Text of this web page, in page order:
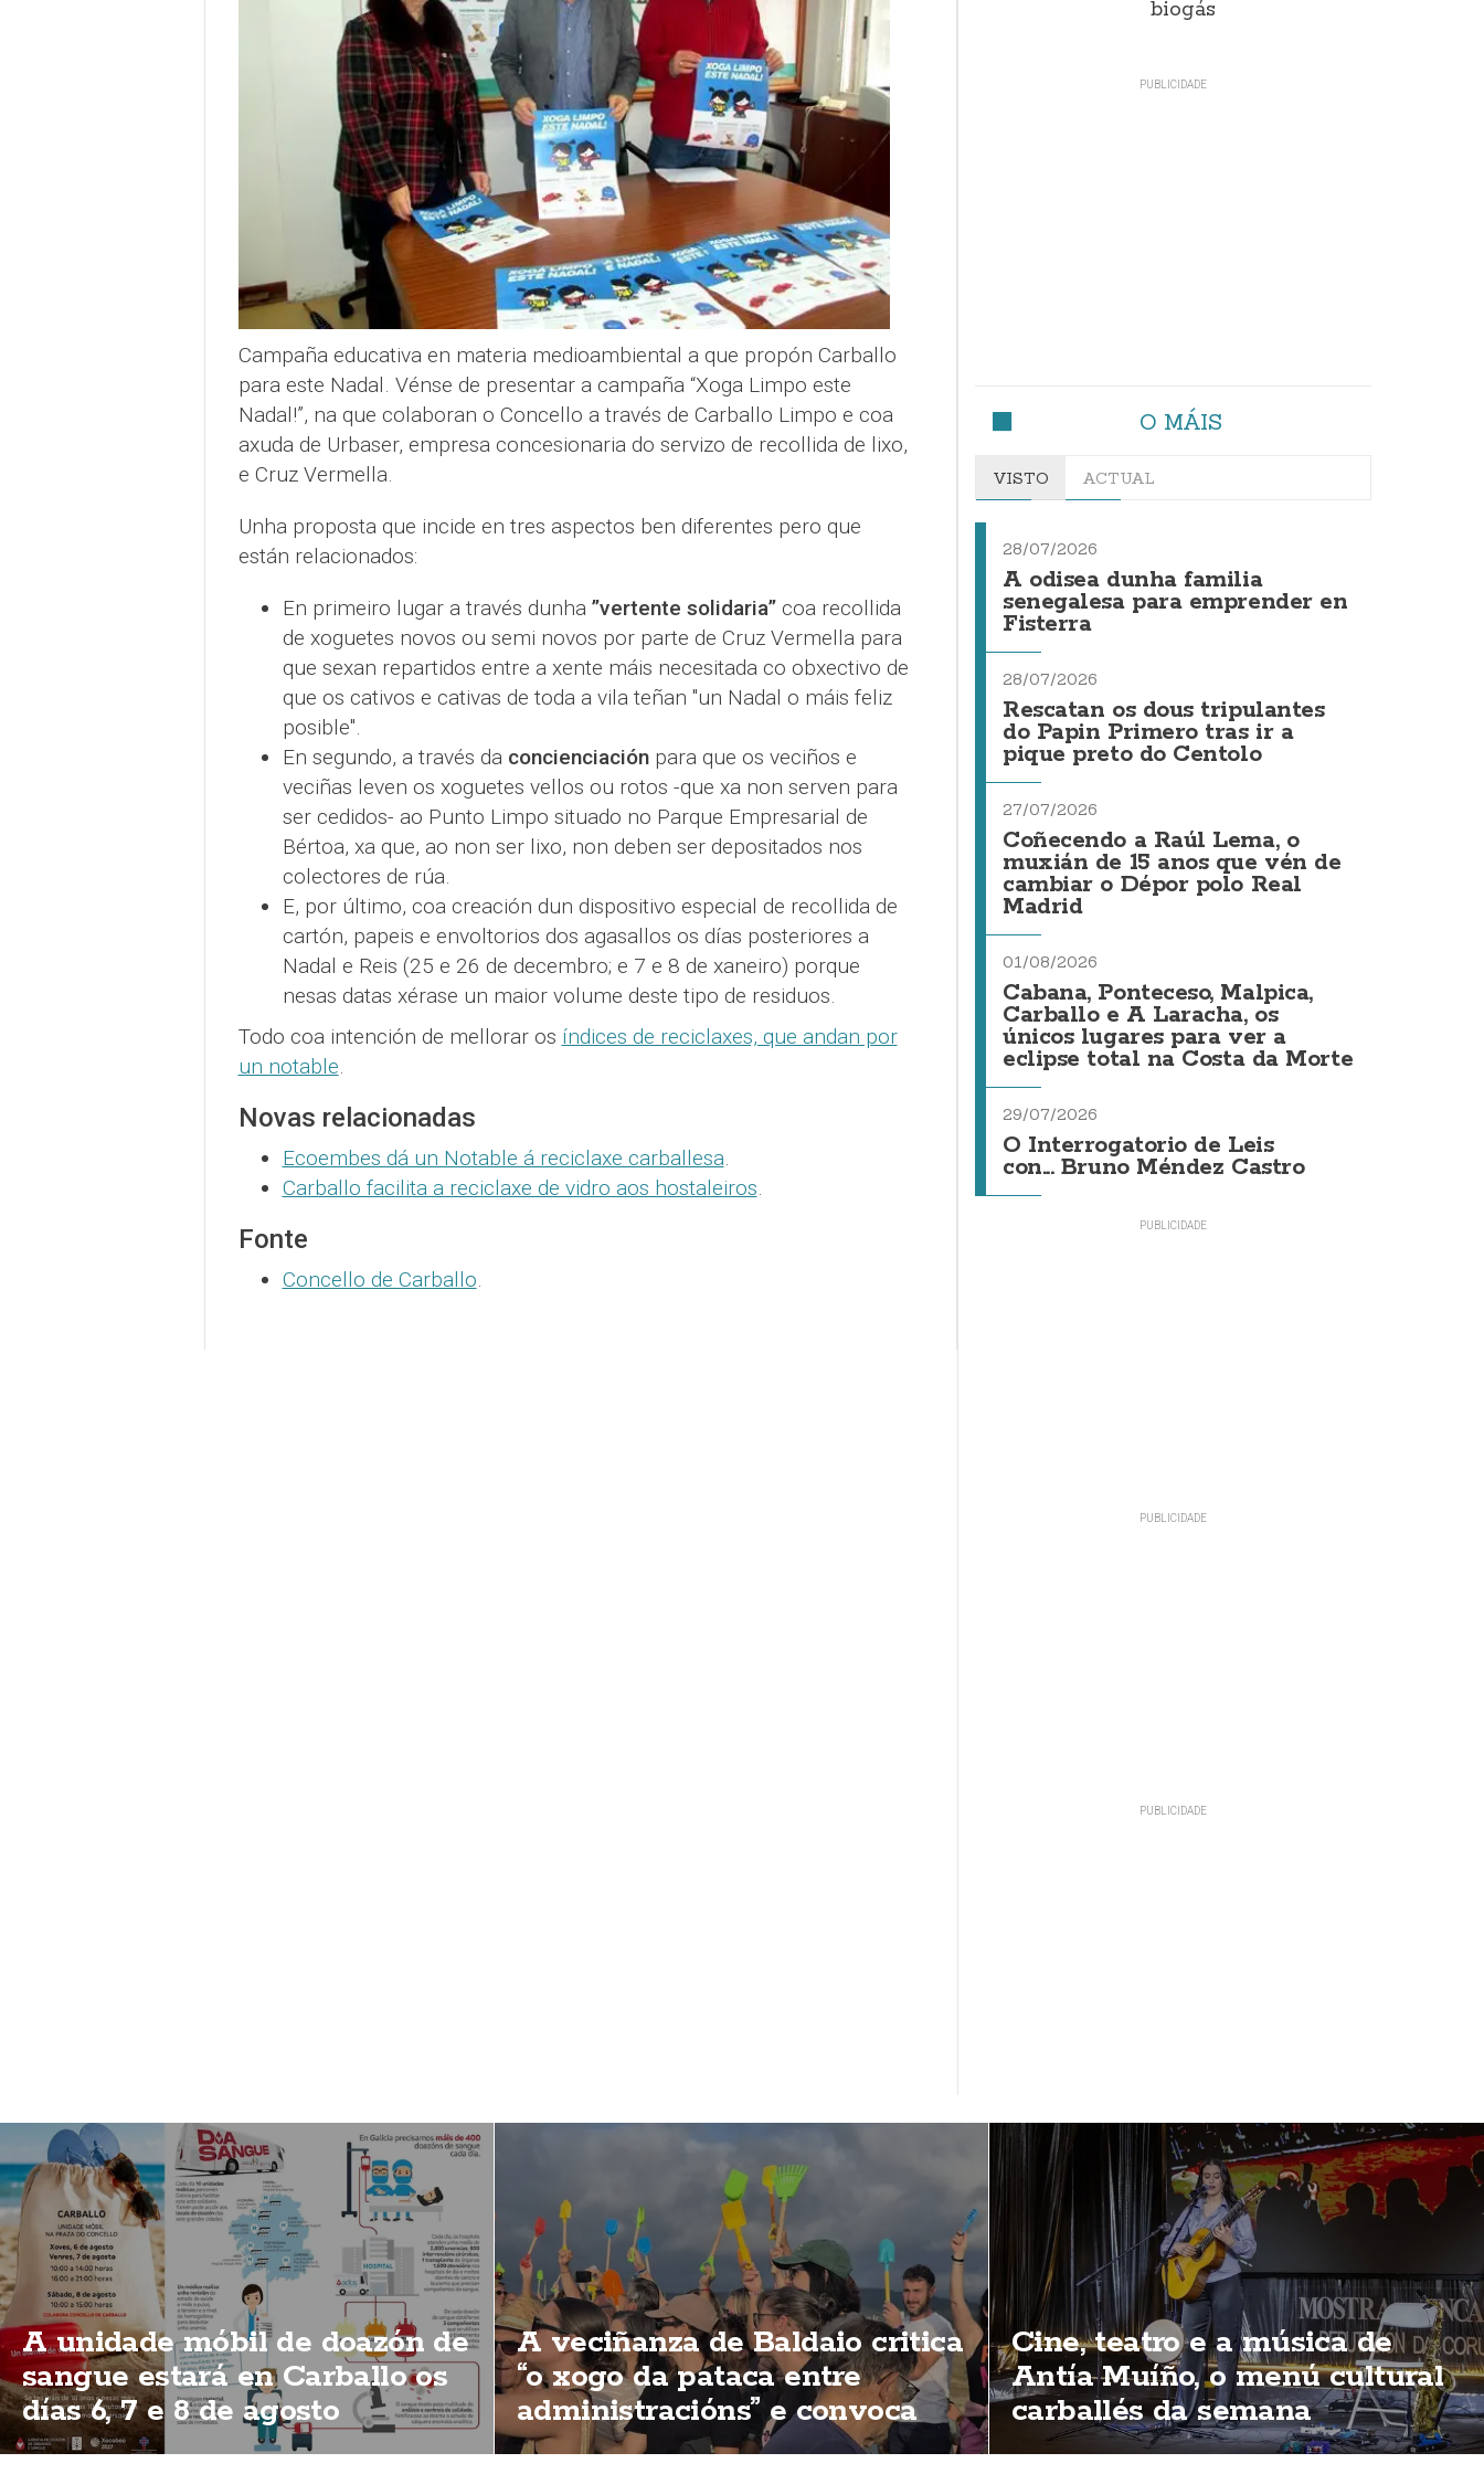
Campaña educativa en materia medioambiental a que propón Carballo
para este Nadal. Vénse de presentar a campaña “Xoga Limpo este
Nadal!”, na que colaboran o Concello a través de Carballo Limpo e coa
axuda de Urbaser, empresa concesionaria do servizo de recollida de lixo,
e Cruz Vermella.
Unha proposta que incide en tres aspectos ben diferentes pero que
están relacionados:
En primeiro lugar a través dunha ”vertente solidaria”coa recollida
de xoguetes novos ou semi novos por parte de Cruz Vermella para
que sexan repartidos entre a xente máis necesitada co obxectivo de
que os cativos e cativas de toda a vila teñan "un Nadal o máis feliz
posible".
En segundo, a través da concienciaciónpara que os veciños e
veciñas leven os xoguetes vellos ou rotos -que xa non serven para
ser cedidos- ao Punto Limpo situado no Parque Empresarial de
Bértoa, xa que, ao non ser lixo, non deben ser depositados nos
colectores de rúa.
E, por último, coa creación dun dispositivo especial de recollida de
cartón, papeis e envoltorios dos agasallos os días posteriores a
Nadal e Reis (25 e 26 de decembro; e 7 e 8 de xaneiro) porque
nesas datas xérase un maior volume deste tipo de residuos.
Todo coa intención de mellorar os índices de reciclaxes, que andan por
un notable.
Novas relacionadas
Ecoembes dá un Notable á reciclaxe carballesa.
Carballo facilita a reciclaxe de vidro aos hostaleiros.
Fonte
Concello de Carballo.
biogás
O MÁIS
VISTO ACTUAL
28/07/2026
A odisea dunha familia
senegalesa para emprender en
Fisterra
28/07/2026
Rescatan os dous tripulantes
do Papin Primero tras ir a
pique preto do Centolo
27/07/2026
Coñecendo a Raúl Lema, o
muxián de 15 anos que vén de
cambiar o Dépor polo Real
Madrid
01/08/2026
Cabana, Ponteceso, Malpica,
Carballo e A Laracha, os
únicos lugares para ver a
eclipse total na Costa da Morte
29/07/2026
O Interrogatorio de Leis
con... Bruno Méndez Castro
A unidade móbil de doazón de
sangue estará en Carballo os
días 6, 7 e 8 de agosto
A veciñanza de Baldaio critica
“o xogo da pataca entre
administracións” e convoca
unha nova concentración
Cine, teatro e a música de
Antía Muíño, o menú cultural
carballés da semana